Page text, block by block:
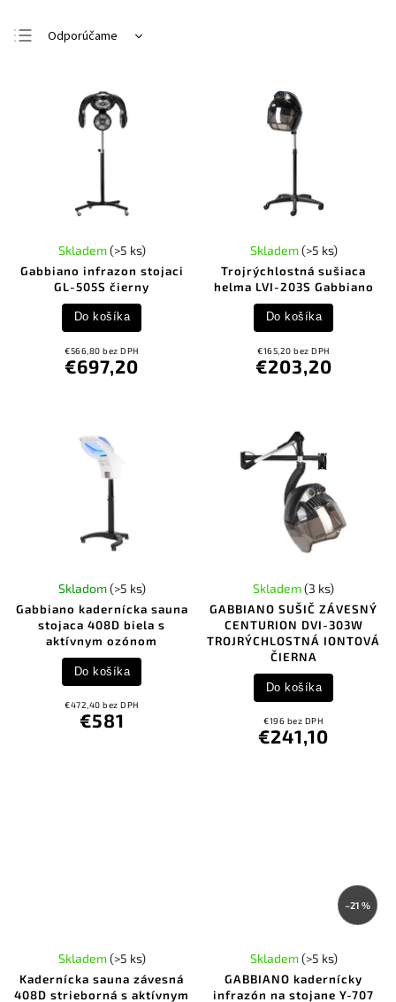
Odporúčame
Najdrahšie
Najpredávanejšie
Abecedne
Gabbiano infrazon stojaci
GL-505S čierny
Skladem(>5 ks)
€566,80 bez DPH
€697,20
Do košíka
Trojrýchlostná sušiaca
helma LVI-203S Gabbiano
Skladem(>5 ks)
€165,20 bez DPH
€203,20
Do košíka
Gabbiano kadernícka sauna
stojaca 408D biela s
aktívnym ozónom
Skladom(>5 ks)
€472,40 bez DPH
€581
Do košíka
GABBIANO SUŠIČ ZÁVESNÝ
CENTURION DVI-303W
TROJRÝCHLOSTNÁ IONTOVÁ
ČIERNA
Skladem(3 ks)
€196 bez DPH
€241,10
Do košíka
Kadernícka sauna závesná
408D strieborná s aktívnym
Skladem(>5 ks)
–21 %
GABBIANO kadernícky
infrazón na stojane Y-707
Skladem(>5 ks)